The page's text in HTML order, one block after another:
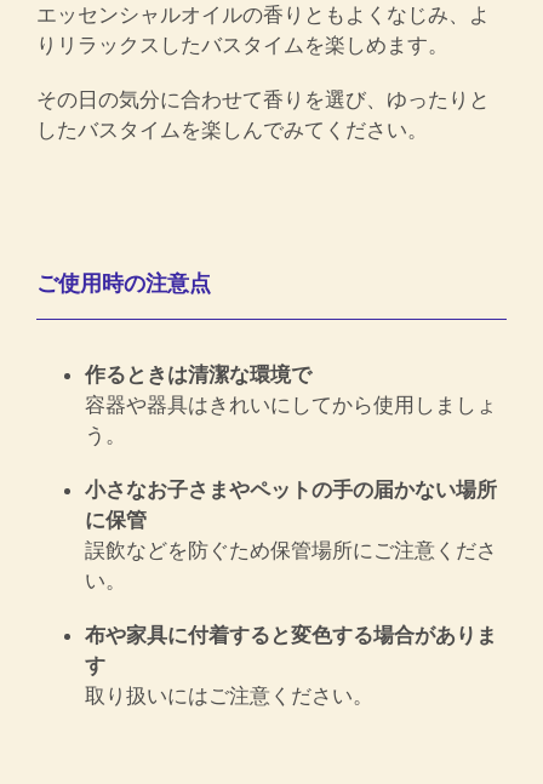
エッセンシャルオイルの香りともよくなじみ、よ
りリラックスしたバスタイムを楽しめます。
その日の気分に合わせて香りを選び、ゆったりと
したバスタイムを楽しんでみてください。
ご使用時の注意点
作るときは清潔な環境で
容器や器具はきれいにしてから使用しましょ
う。
小さなお子さまやペットの手の届かない場所
に保管
誤飲などを防ぐため保管場所にご注意くださ
い。
布や家具に付着すると変色する場合がありま
す
取り扱いにはご注意ください。